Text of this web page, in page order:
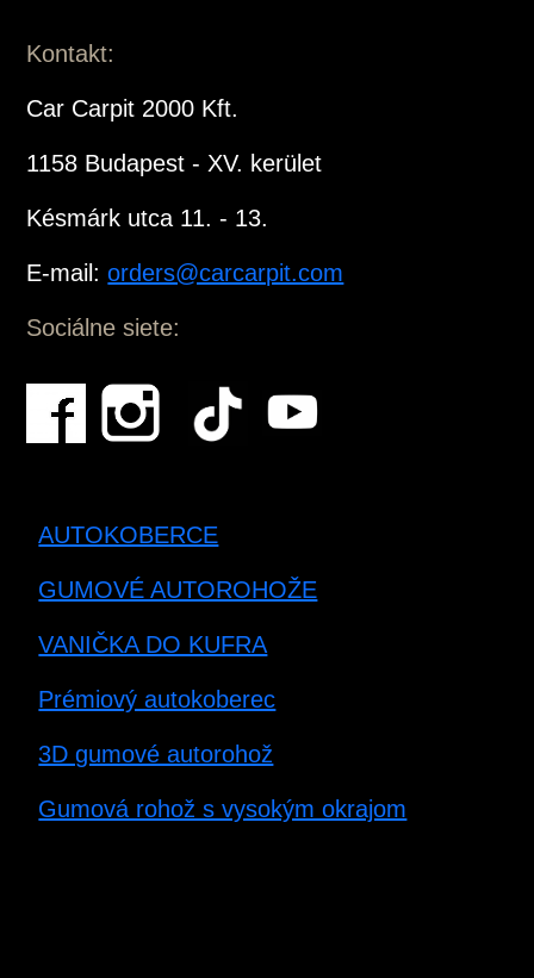
Kontakt:
Car Carpit 2000 Kft.
1158 Budapest - XV. kerület
Késmárk utca 11. - 13.
E-mail:orders@carcarpit.com
Sociálne siete:
AUTOKOBERCE
GUMOVÉ AUTOROHOŽE
VANIČKA DO KUFRA
Prémiový autokoberec
3D gumové autorohož
Gumová rohož s vysokým okrajom